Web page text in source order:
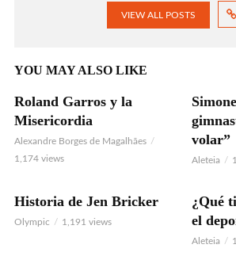
VIEW ALL POSTS
YOU MAY ALSO LIKE
Roland Garros y la
Misericordia
Alexandre Borges de Magalhães
1,174 views
volar”
Aleteia
Historia de Jen Bricker
Olympic 1,191 views
¿Qué
el
Aleteia